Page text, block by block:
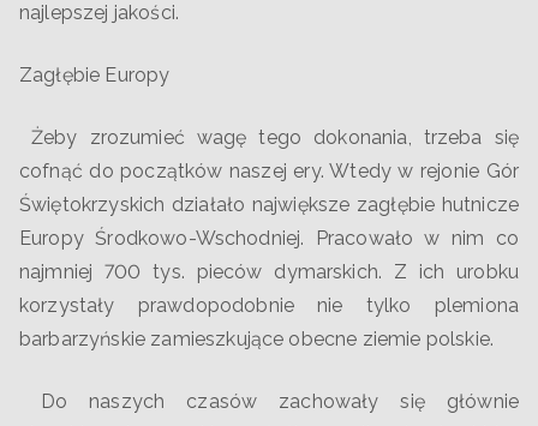
najlepszej jakości.
Zagłębie Europy
Żeby zrozumieć wagę tego dokonania, trzeba się
cofnąć do początków naszej ery. Wtedy w rejonie Gór
Świętokrzyskich działało największe zagłębie hutnicze
Europy Środkowo-Wschodniej. Pracowało w nim co
najmniej 700 tys. pieców dymarskich. Z ich urobku
korzystały prawdopodobnie nie tylko plemiona
barbarzyńskie zamieszkujące obecne ziemie polskie.
Do naszych czasów zachowały się głównie